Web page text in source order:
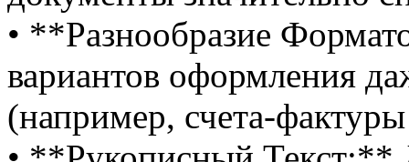
• **Разнообразие
вариантов оформления
(например, счета-